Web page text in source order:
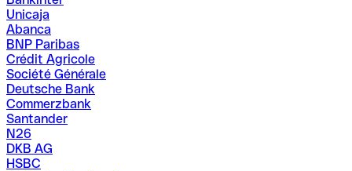
Unicaja
Abanca
BNP Paribas
Crédit Agricole
Société Générale
Deutsche Bank
Commerzbank
Santander
N26
DKB AG
HSBC